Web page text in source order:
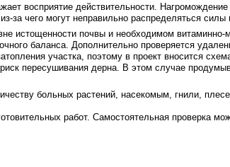
восприятие действительности. Нагромождение
за чего могут неправильно распределяться силы
истощенности почвы и необходимом витаминно-
баланса. Дополнительно проверяется
участка, поэтому в проект вносится
пересушивания дерна. В этом случае
больных растений, насекомым, гнили,
работ. Самостоятельная проверка